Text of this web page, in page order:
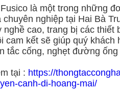
là một trong những
chuyên nghiệp tại Hai Bà
nghề cao, trang bị các thiết
cam kết sẽ giúp quý
tắc cống, nghẹt đường
tại : https://
canh-di-hoang-mai/